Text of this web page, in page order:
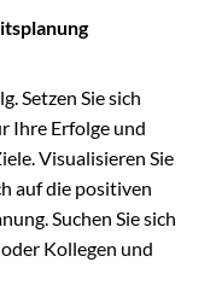
Setzen Sie sich
Ihre Erfolge und
Visualisieren Sie
auf die positiven
Suchen Sie sich
Kollegen und